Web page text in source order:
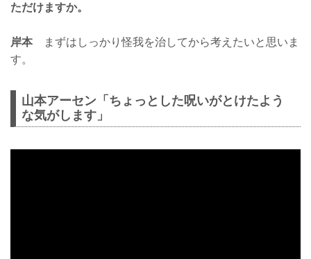
ただけますか。
岸本まずはしっかり怪我を治してから考えたいと思いま
す。
山本アーセン「ちょっとした呪いがとけたよう
な気がします」